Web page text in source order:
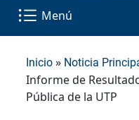
Menú
Inicio » Noticia
Informe de
Pública de la UTP